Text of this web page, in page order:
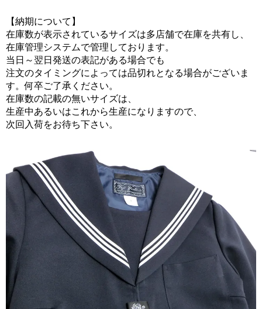
【納期について】
在庫数が表示されているサイズは多店舗で在庫を共有し、
在庫管理システムで管理しております。
当日～翌日発送の表記がある場合でも
注文のタイミングによっては品切れとなる場合がございま
す。何卒ご了承ください。
在庫数の記載の無いサイズは、
生産中あるいはこれから生産になりますので、
次回入荷をお待ち下さい。